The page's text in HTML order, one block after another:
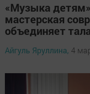
«Музыка
мастерская
объединяет
Айгуль Яруллина, 4